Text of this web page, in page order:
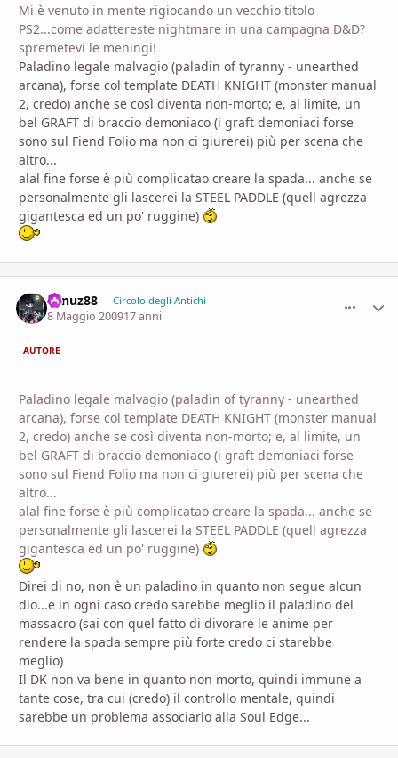
Mi è venuto in mente rigiocando un vecchio titolo
PS2...come adattereste nightmare in una campagna D&D?
spremetevi le meningi!
Paladino legale malvagio (paladin of tyranny - unearthed
arcana), forse col template DEATH KNIGHT (monster manual
2, credo) anche se così diventa non-morto; e, al limite, un
bel GRAFT di braccio demoniaco (i graft demoniaci forse
sono sul Fiend Folio ma non ci giurerei) più per scena che
altro...
alal fine forse è più complicatao creare la spada... anche se
personalmente gli lascerei la STEEL PADDLE (quell agrezza
gigantesca ed un po' ruggine)
vanuz88 Circolo degli Antichi
8 Maggio 200917 anni
AUTORE
Paladino legale malvagio (paladin of tyranny - unearthed
arcana), forse col template DEATH KNIGHT (monster manual
2, credo) anche se così diventa non-morto; e, al limite, un
bel GRAFT di braccio demoniaco (i graft demoniaci forse
sono sul Fiend Folio ma non ci giurerei) più per scena che
altro...
alal fine forse è più complicatao creare la spada... anche se
personalmente gli lascerei la STEEL PADDLE (quell agrezza
gigantesca ed un po' ruggine)
Direi di no, non è un paladino in quanto non segue alcun
dio...e in ogni caso credo sarebbe meglio il paladino del
massacro (sai con quel fatto di divorare le anime per
rendere la spada sempre più forte credo ci starebbe
meglio)
Il DK non va bene in quanto non morto, quindi immune a
tante cose, tra cui (credo) il controllo mentale, quindi
sarebbe un problema associarlo alla Soul Edge...